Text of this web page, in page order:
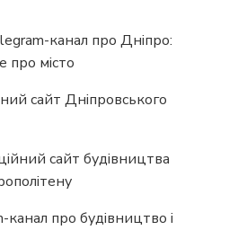
канал про Дніпро:
про місто
сайт Дніпровського
сайт будівництва
канал про будівництво і